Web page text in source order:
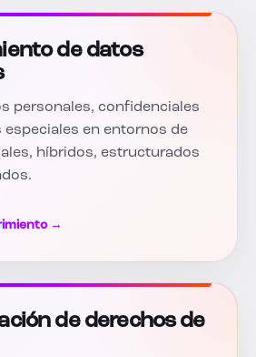
de datos
personales, confidenciales
especiales en entornos de
híbridos, estructurados
→
de derechos de